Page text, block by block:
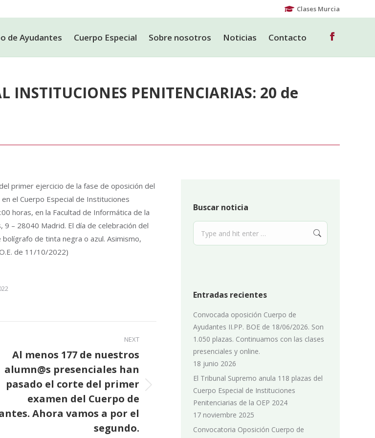
Clases Murcia
de Ayudantes Cuerpo Especial Sobre nosotros Noticias Contacto
Facebook
page
INSTITUCIONES PENITENCIARIAS: 20 de
primer ejercicio de la fase de oposición del
el Cuerpo Especial de Instituciones
horas, en la Facultad de Informática de la
– 28040 Madrid. El día de celebración del
de tinta negra o azul. Asimismo,
de 11/10/2022)
NEXT
Al menos 177 de nuestros
alumn@s presenciales han
pasado el corte del primer
examen del Cuerpo de
Ahora vamos a por el
segundo.
Buscar noticia
Search:
Entradas recientes
Convocada oposición Cuerpo de
Ayudantes II.PP. BOE de 18/06/2026. Son
1.050 plazas. Continuamos con las clases
presenciales y online.
18 junio 2026
El Tribunal Supremo anula 118 plazas del
Cuerpo Especial de Instituciones
Penitenciarias de la OEP 2024
17 noviembre 2025
Convocatoria Oposición Cuerpo de
Contacto
Facebook
page